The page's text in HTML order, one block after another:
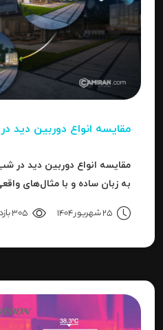
مقایسه انواع دوربین
مقایسه انواع دوربین دید در
به زبان ساده و با مثال‌های
25 شهریور 1404 305 بازدید